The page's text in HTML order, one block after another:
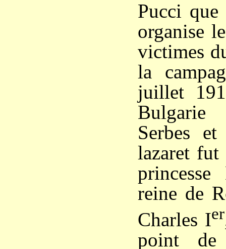
Pucci
organise
victimes
la
juillet
Serbes
lazaret fut
princesse
reine de
Charles Ier
point de